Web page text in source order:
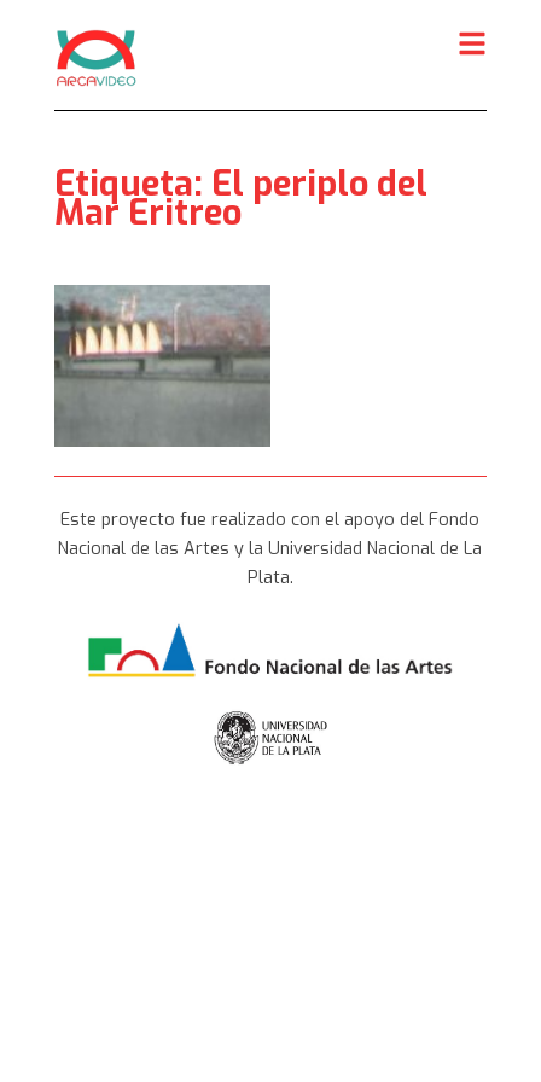
content
Etiqueta: El periplo del
Mar Eritreo
Este proyecto fue realizado con el apoyo del Fondo
Nacional de las Artes y la Universidad Nacional de La
Plata.